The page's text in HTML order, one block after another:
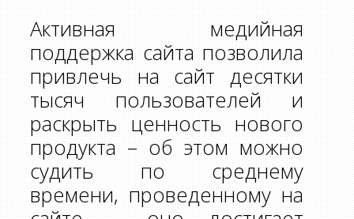
Активная медийная
поддержка сайта позволила
привлечь на сайт десятки
тысяч пользователей и
раскрыть ценность нового
продукта – об этом можно
судить по среднему
времени, проведенному на